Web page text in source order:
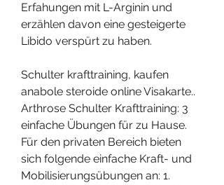
Erfahungen mit L-Arginin und
erzählen davon eine gesteigerte
Libido verspürt zu haben.
Schulter krafttraining, kaufen
anabole steroide online Visakarte..
Arthrose Schulter Krafttraining: 3
einfache Übungen für zu Hause.
Für den privaten Bereich bieten
sich folgende einfache Kraft- und
Mobilisierungsübungen an: 1.